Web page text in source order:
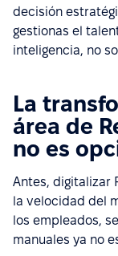
decisión
gestionas el
inteligencia, no
La
área de
no es
Antes, digitalizar
la velocidad del
los empleados,
manuales ya no